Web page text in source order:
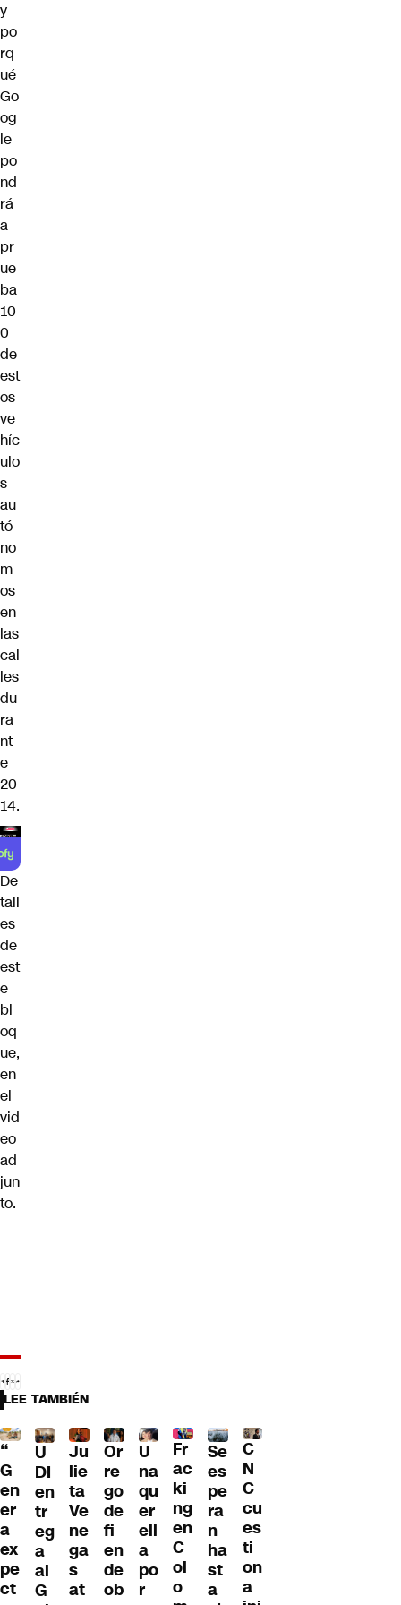
y
po
rq
ué
Go
og
le
po
nd
rá
a
pr
ue
ba
10
0
de
est
os
ve
híc
ulo
s
au
tó
no
m
os
en
las
cal
les
du
ra
nt
e
20
14.
De
tall
es
de
est
e
bl
oq
ue,
en
el
vid
eo
ad
jun
to.
LEE TAMBIÉN
“
G
en
er
a
ex
pe
ct
U
DI
en
tr
eg
a
al
G
Ju
lie
ta
Ve
ne
ga
s
at
Or
re
go
de
fi
en
de
ob
U
na
qu
er
ell
a
po
r
Fr
ac
ki
ng
en
C
ol
o
Se
es
pe
ra
n
ha
st
a
C
N
C
cu
es
ti
on
a